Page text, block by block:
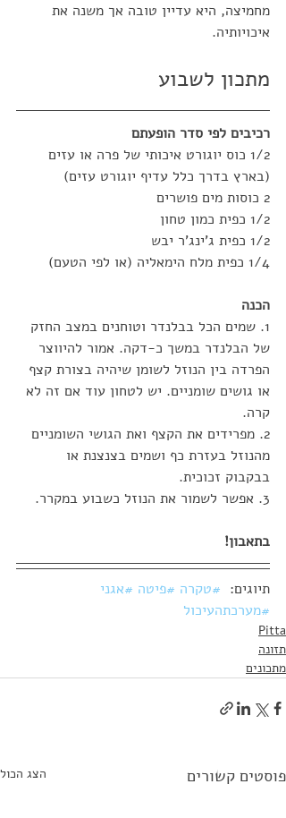
מחמיצה, היא עדיין טובה אך משנה את
איכויותיה.
מתכון לשבוע
רכיבים לפי סדר הופעתם
1/2 כוס יוגורט איכותי של פרה או עזים
(בארץ בדרך כלל עדיף יוגורט עזים)
2 כוסות מים פושרים
1/2 כפית כמון טחון
1/2 כפית ג'ינג'ר יבש
1/4 כפית מלח הימאליה (או לפי הטעם)
הכנה
1. שמים הכל בבלנדר וטוחנים במצב החזק
של הבלנדר במשך כ-דקה. אמור להיווצר
הפרדה בין הנוזל לשומן שיהיה בצורת קצף
או גושים שומניים. יש לטחון עוד אם זה לא
קרה.
2. מפרידים את הקצף ואת הגושי השומניים
מהנוזל בעזרת כף ושמים בצנצנת או
בבקבוק זכוכית.
3. אפשר לשמור את הנוזל כשבוע במקרר.
בתאבון!
תיוגים: #טקרה #פיטה #אגני
#מערכתהעיכול
Pitta
תזונה
מתכונים
פוסטים קשורים הצג הכול